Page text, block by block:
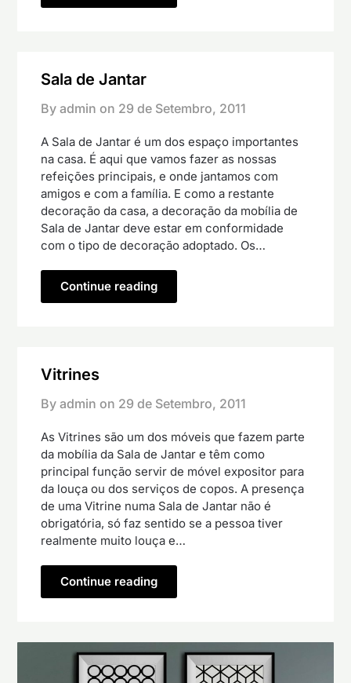
Sala de Jantar
By admin on 29 de Setembro, 2011
A Sala de Jantar é um dos espaço importantes
na casa. É aqui que vamos fazer as nossas
refeições principais, e onde jantamos com
amigos e com a família. E como a restante
decoração da casa, a decoração da mobília de
Sala de Jantar deve estar em conformidade
com o tipo de decoração adoptado. Os…
Continue reading
Vitrines
By admin on 29 de Setembro, 2011
As Vitrines são um dos móveis que fazem parte
da mobília da Sala de Jantar e têm como
principal função servir de móvel expositor para
da louça ou dos serviços de copos. A presença
de uma Vitrine numa Sala de Jantar não é
obrigatória, só faz sentido se a pessoa tiver
realmente muito louça e…
Continue reading